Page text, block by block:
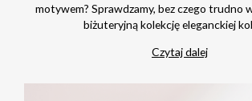
motywem? Sprawdzamy, bez czego trudno
biżuteryjną kolekcję eleganckiej
Czytaj dalej